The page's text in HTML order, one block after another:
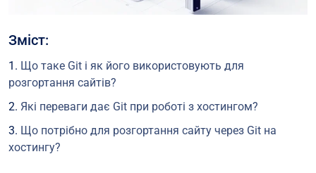
Зміст:
Що таке Git і як його використовують для
розгортання сайтів?
Які переваги дає Git при роботі з хостингом?
Що потрібно для розгортання сайту через Git на
хостингу?